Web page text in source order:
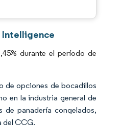
Intelligence
durante el período de
de opciones de bocadillos
en la industria general de
panadería congelados,
del CCG.